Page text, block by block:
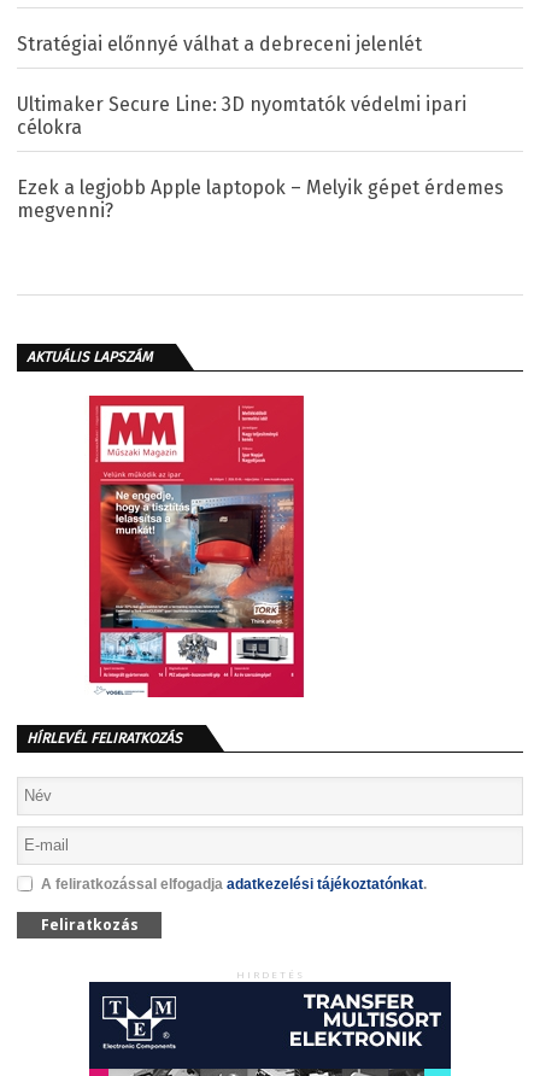
Stratégiai előnnyé válhat a debreceni jelenlét
Ultimaker Secure Line: 3D nyomtatók védelmi ipari
célokra
Ezek a legjobb Apple laptopok – Melyik gépet érdemes
megvenni?
AKTUÁLIS LAPSZÁM
HÍRLEVÉL FELIRATKOZÁS
A feliratkozással elfogadja adatkezelési tájékoztatónkat.
Feliratkozás
HIRDETÉS